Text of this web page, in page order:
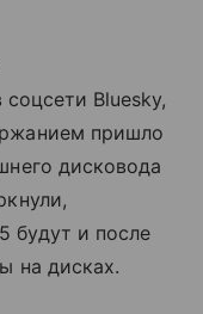
Bluesky,
пришло
дисковода
будут и после
на дисках.